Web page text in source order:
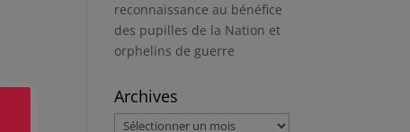
reconnaissance au bénéfice
des pupilles de la Nation et
orphelins de guerre
Archives
Archives